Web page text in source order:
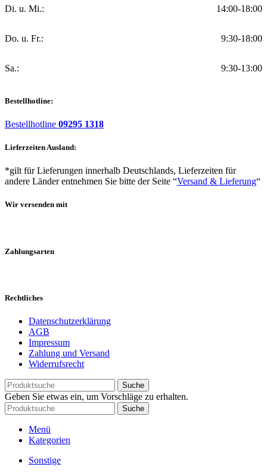
Di. u. Mi.: 14:00-18:00
Do. u. Fr.: 9:30-18:00
Sa.: 9:30-13:00
Bestellhotline:
Bestellhotline 09295 1318
Lieferzeiten Ausland:
*gilt für Lieferungen innerhalb Deutschlands, Lieferzeiten für
andere Länder entnehmen Sie bitte der Seite “Versand & Lieferung“
Wir versenden mit
Zahlungsarten
Rechtliches
Datenschutzerklärung
AGB
Impressum
Zahlung und Versand
Widerrufsrecht
Suche
Geben Sie etwas ein, um Vorschläge zu erhalten.
Suche
Menü
Kategorien
Sonstige